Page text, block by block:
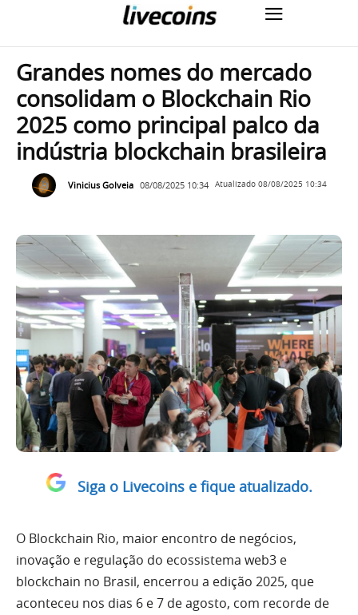
Grandes nomes do mercado
consolidam o Blockchain Rio
2025 como principal palco da
indústria blockchain brasileira
Vinicius Golveia 08/08/2025 10:34 Atualizado 08/08/2025 10:34
Siga o Livecoins e fique atualizado.
O Blockchain Rio, maior encontro de negócios,
inovação e regulação do ecossistema web3 e
blockchain no Brasil, encerrou a edição 2025, que
aconteceu nos dias 6 e 7 de agosto, com recorde de